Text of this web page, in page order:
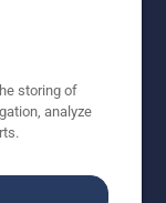
storing of
analyze